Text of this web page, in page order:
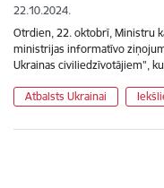
22.10.2024.
Otrdien, 22. oktobrī, Ministru
ministrijas informatīvo
Ukrainas civiliedzīvotājiem",
Atbalsts Ukrainai